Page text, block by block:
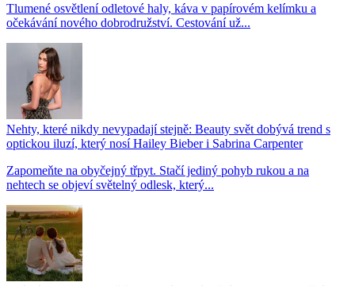
Tlumené osvětlení odletové haly, káva v papírovém kelímku a
očekávání nového dobrodružství. Cestování už...
Nehty, které nikdy nevypadají stejně: Beauty svět dobývá trend s
optickou iluzí, který nosí Hailey Bieber i Sabrina Carpenter
Zapomeňte na obyčejný třpyt. Stačí jediný pohyb rukou a na
nehtech se objeví světelný odlesk, který...